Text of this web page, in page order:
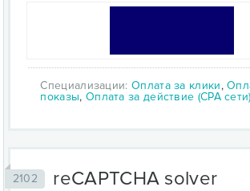
Специализации: Оплата за клики,
показы, Оплата за действие (CPA сети)
2102 reCAPTCHA solver